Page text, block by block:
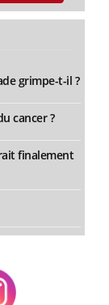
grimpe-t-il ?
cancer ?
finalement